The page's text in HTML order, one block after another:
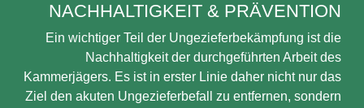
NACHHALTIGKEIT & PRÄVENTION
Ein wichtiger Teil der Ungezieferbekämpfung ist die
Nachhaltigkeit der durchgeführten Arbeit des
Kammerjägers. Es ist in erster Linie daher nicht nur das
Ziel den akuten Ungezieferbefall zu entfernen, sondern